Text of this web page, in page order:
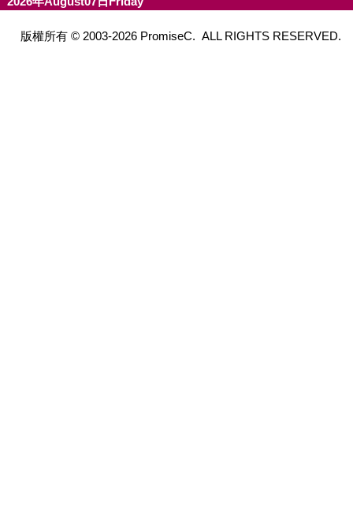
版權所有 © 2003-2026 PromiseC. ALL RIGHTS RESERVED.